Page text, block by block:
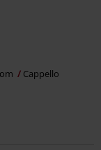
Cappello